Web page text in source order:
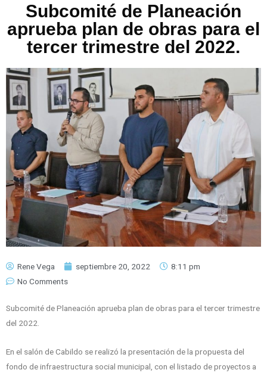
Subcomité de Planeación
aprueba plan de obras para el
tercer trimestre del 2022.
Rene Vega septiembre 20, 2022
8:11 pm
No Comments
Subcomité de Planeación aprueba plan de obras para el tercer trimestre
del 2022.
En el salón de Cabildo se realizó la presentación de la propuesta del
fondo de infraestructura social municipal, con el listado de proyectos a